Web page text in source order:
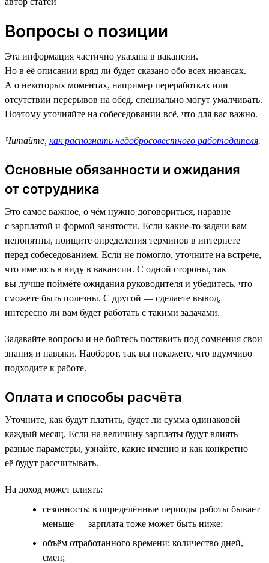
Вопросы о позиции
Эта информация частично указана в вакансии.
Но в её описании вряд ли будет сказано обо всех нюансах.
А о некоторых моментах, например переработках или
отсутствии перерывов на обед, специально могут умалчивать.
Поэтому уточняйте на собеседовании всё, что для вас важно.
Читайте, как распознать недобросовестного работодателя.
Основные обязанности и ожидания
от сотрудника
Это самое важное, о чём нужно договориться, наравне
с зарплатой и формой занятости. Если какие-то задачи вам
непонятны, поищите определения терминов в интернете
перед собеседованием. Если не помогло, уточните на встрече,
что имелось в виду в вакансии. С одной стороны, так
вы лучше поймёте ожидания руководителя и убедитесь, что
сможете быть полезны. С другой — сделаете вывод,
интересно ли вам будет работать с такими задачами.
Задавайте вопросы и не бойтесь поставить под сомнения свои
знания и навыки. Наоборот, так вы покажете, что вдумчиво
подходите к работе.
Оплата и способы расчёта
Уточните, как будут платить, будет ли сумма одинаковой
каждый месяц. Если на величину зарплаты будут влиять
разные параметры, узнайте, какие именно и как конкретно
её будут рассчитывать.
На доход может влиять:
сезонность: в определённые периоды работы бывает
меньше — зарплата тоже может быть ниже;
объём отработанного времени: количество дней,
смен;